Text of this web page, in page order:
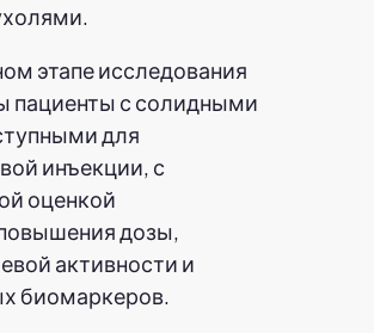
этапе исследования
пациенты с солидными
для
инъекции, с
оценкой
дозы,
активности и
биомаркеров.